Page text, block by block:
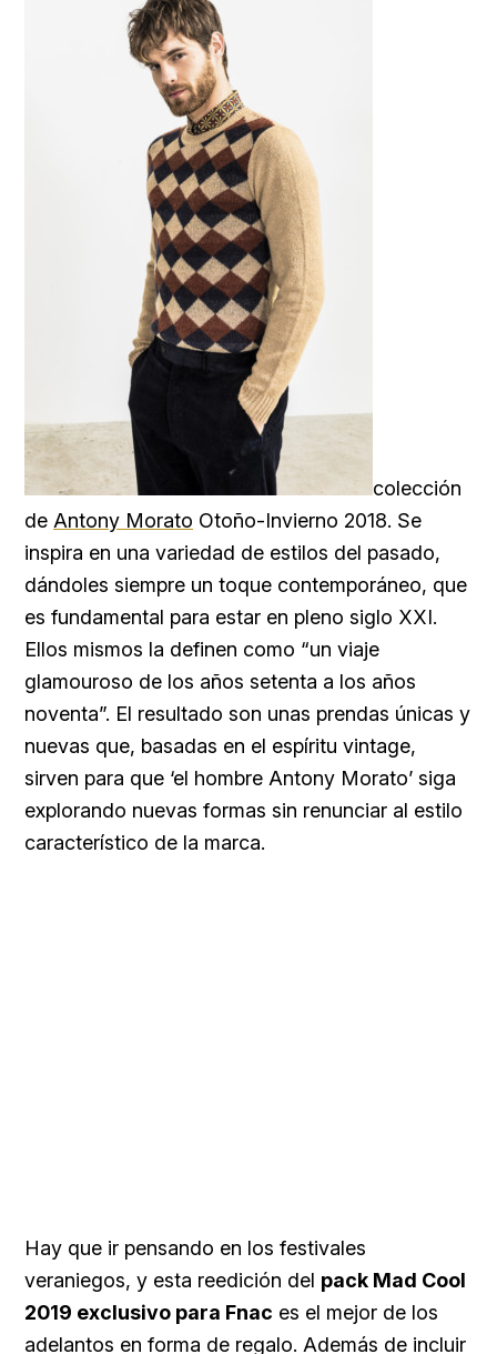
colección
de Antony Morato Otoño-Invierno 2018. Se
inspira en una variedad de estilos del pasado,
dándoles siempre un toque contemporáneo, que
es fundamental para estar en pleno siglo XXI.
Ellos mismos la definen como “un viaje
glamouroso de los años setenta a los años
noventa”. El resultado son unas prendas únicas y
nuevas que, basadas en el espíritu vintage,
sirven para que ‘el hombre Antony Morato’ siga
explorando nuevas formas sin renunciar al estilo
característico de la marca.
Hay que ir pensando en los festivales
veraniegos, y esta reedición del pack Mad Cool
2019 exclusivo para Fnac es el mejor de los
adelantos en forma de regalo. Además de incluir